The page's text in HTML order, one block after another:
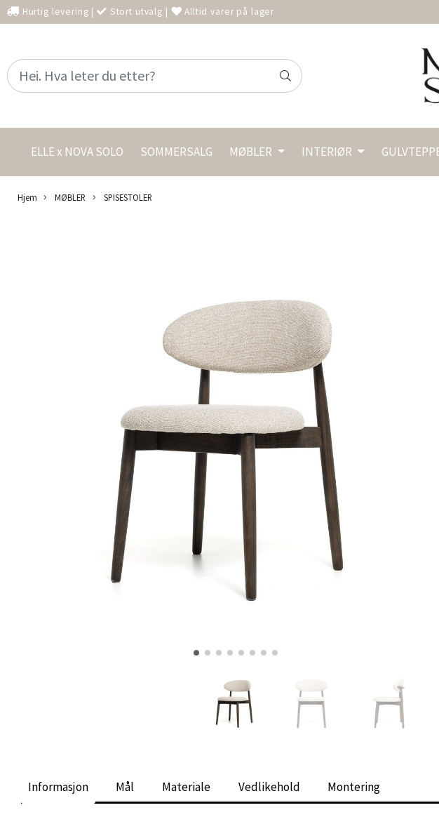
Hurtig levering | Stort utvalg | Alltid varer på lager
ELLE x NOVA SOLO SOMMERSALG MØBLER INTERIØR
Hjem MØBLER SPISESTOLER
Informasjon Mål Materiale Vedlikehold Montering